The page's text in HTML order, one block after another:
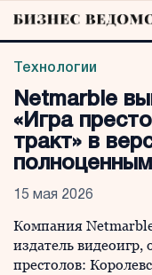
Технологии
Netmarble
«Игра
тракт» в
15 мая 2026
Компания
издатель видеоигр,
престолов: